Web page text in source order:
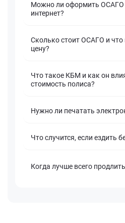
Можно ли оформить ОСАГО
интернет?
Сколько стоит ОСАГО и что
цену?
Что такое КБМ и как он
стоимость полиса?
Нужно ли печатать
Что случится, если ездить
Когда лучше всего